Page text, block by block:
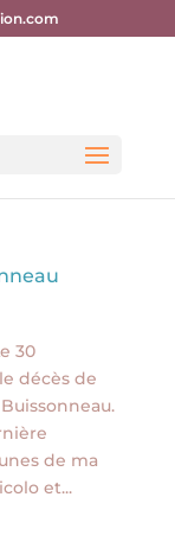
30
décès de
de ma
et...